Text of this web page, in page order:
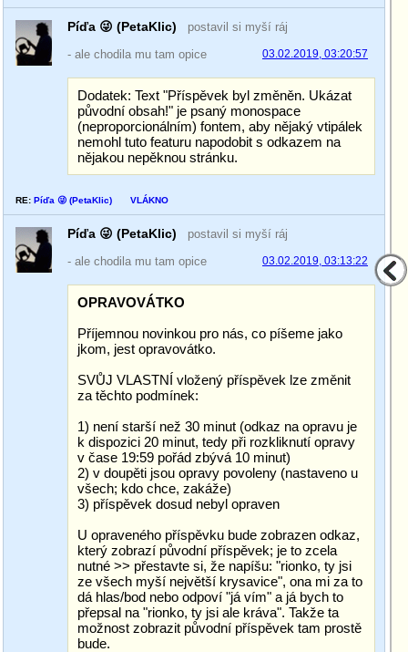
Píďa 😜 (PetaKlic)
postavil si myší ráj
- ale chodila mu tam opice
03.02.2019, 03:20:57
Dodatek: Text "Příspěvek byl změněn. Ukázat
původní obsah!" je psaný monospace
(neproporcionálním) fontem, aby nějaký vtipálek
nemohl tuto featuru napodobit s odkazem na
nějakou nepěknou stránku.
RE: Píďa 😜 (PetaKlic) VLÁKNO
Píďa 😜 (PetaKlic)
postavil si myší ráj
- ale chodila mu tam opice
03.02.2019, 03:13:22
OPRAVOVÁTKO
Příjemnou novinkou pro nás, co píšeme jako
jkom, jest opravovátko.
SVŮJ VLASTNÍ vložený příspěvek lze změnit
za těchto podmínek:
1) není starší než 30 minut (odkaz na opravu je
k dispozici 20 minut, tedy při rozkliknutí opravy
v čase 19:59 pořád zbývá 10 minut)
2) v doupěti jsou opravy povoleny (nastaveno u
všech; kdo chce, zakáže)
3) příspěvek dosud nebyl opraven
U opraveného příspěvku bude zobrazen odkaz,
který zobrazí původní příspěvek; je to zcela
nutné >> přestavte si, že napíšu: "rionko, ty jsi
ze všech myší největší krysavice", ona mi za to
dá hlas/bod nebo odpoví "já vím" a já bych to
přepsal na "rionko, ty jsi ale kráva". Takže ta
možnost zobrazit původní příspěvek tam prostě
bude.